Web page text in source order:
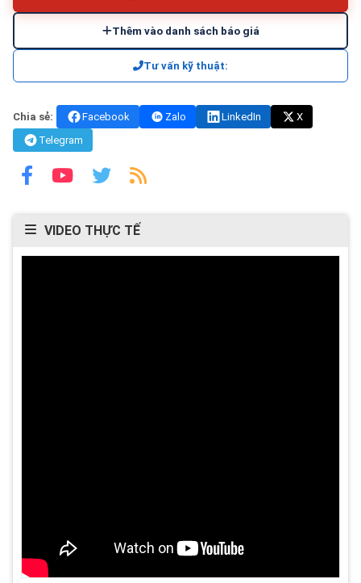
Thêm vào danh sách báo giá
Tư vấn kỹ thuật:
Chia sẻ: Facebook Zalo LinkedIn
X
Telegram
VIDEO THỰC TẾ